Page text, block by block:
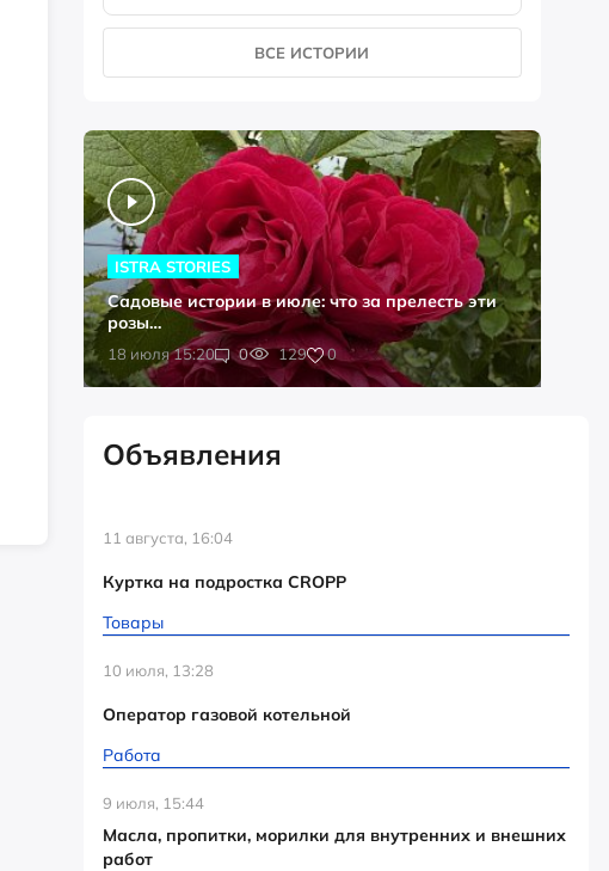
ВСЕ ИСТОРИИ
18 июля 15:20 0 129 0
ISTRA STORIES
Садовые истории в июле: что за прелесть эти
розы…
Объявления
11 августа, 16:04
Куртка на подростка CROPP
Товары
10 июля, 13:28
Оператор газовой котельной
Работа
9 июля, 15:44
Масла, пропитки, морилки для внутренних и внешних
работ